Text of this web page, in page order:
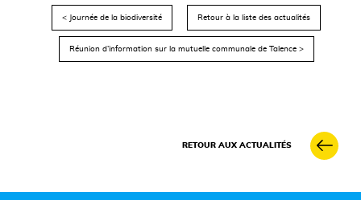
< Journée de la biodiversité Retour à la liste des actualités
Réunion d’information sur la mutuelle communale de Talence >
RETOUR AUX ACTUALITÉS